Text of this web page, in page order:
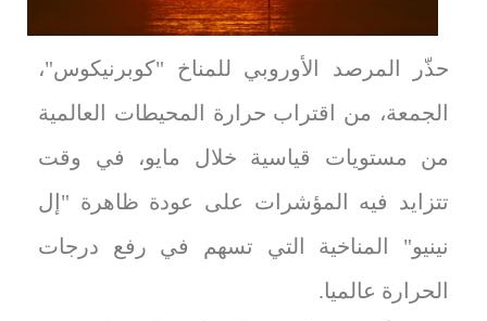
حذّر المرصد الأوروبي للمناخ "كوبرنيكوس"،
الجمعة، من اقتراب حرارة المحيطات العالمية
من مستويات قياسية خلال مايو، في وقت
تتزايد فيه المؤشرات على عودة ظاهرة "إل
نينيو" المناخية التي تسهم في رفع درجات
الحرارة عالميا.